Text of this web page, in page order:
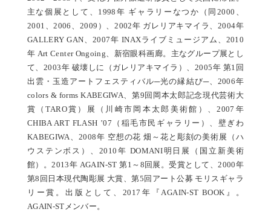
主な個展として、1998年 ギャラリーなつか（同2000、
2001、2006、2009）、2002年 ガレリアキマイラ、2004年
GALLERY GAN、2007年 INAXライブミュージアム、2010
年 Art Center Ongoing、新宿眼科画廊。主なグループ展とし
て、2003年 破壊しに（ガレリアキマイラ）、2005年 第1回
出雲・玉造アートフェスティバル─光の縁結び─、2006年
colors & forms KABEGIWA、第9回岡本太郎記念現代芸術大
賞（TARO賞）展（川崎市岡本太郎美術館）、2007年
CHIBA ART FLASH ’07（稲毛市民ギャラリー）、壁ぎわ
KABEGIWA、2008年 空想の花 畑～花と彫刻の美術展（ハ
ウステンボス）、2010年 DOMANI明日展（国立新美術
館）。2013年 AGAIN-ST 第1～8回展。受賞として、2000年
第8回日本現代陶彫展 大賞、第5回アート公募 モリスギャラ
リー賞。出版として、2017年『AGAIN-ST BOOK』。
AGAIN-STメンバー。